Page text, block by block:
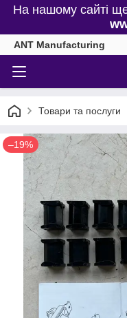
На нашому сайті
ANT Manufacturing
Товари та послуги
–19%